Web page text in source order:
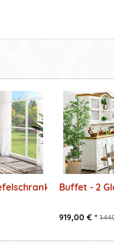
Buffet - 2
919,00 € *